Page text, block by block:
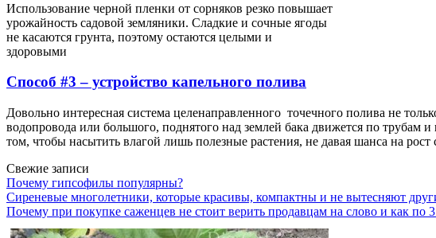
Использование черной пленки от сорняков резко повышает
урожайность садовой земляники. Сладкие и сочные ягоды
не касаются грунта, поэтому остаются целыми и
здоровыми
Способ #3 – устройство капельного полива
Довольно интересная система целенаправленного точечного полива не
водопровода или большого, поднятого над землей бака движется по трубам
том, чтобы насытить влагой лишь полезные растения, не давая шанса на рост
Свежие записи
Почему гипсофилы популярны?
Сиреневые многолетники, которые красивы, компактны и не вытесняют
Почему при покупке саженцев не стоит верить продавцам на слово и как по